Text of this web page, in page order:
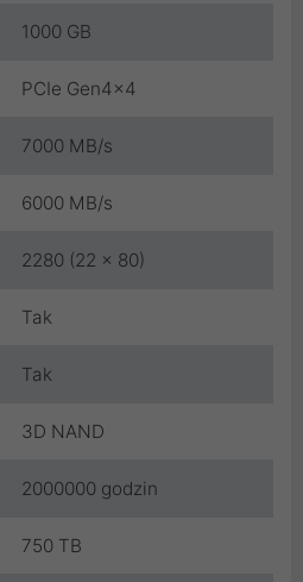
1000 GB
PCIe Gen4x4
7000 MB/s
6000 MB/s
2280 (22 x 80)
Tak
Tak
3D NAND
2000000 godzin
750 TB